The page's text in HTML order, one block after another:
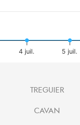
4 juil. 5 juil.
TREGUIER
CAVAN